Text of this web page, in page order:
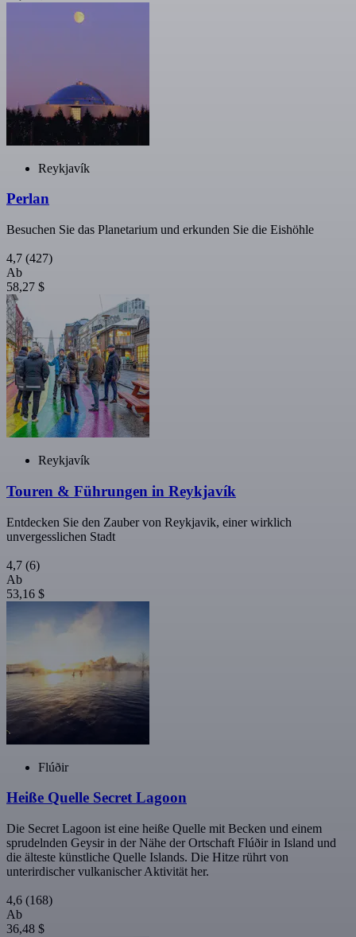
Reykjavík
Perlan
Besuchen Sie das Planetarium und erkunden Sie die Eishöhle
4,7 (427)
Ab
58,27 $
Reykjavík
Touren & Führungen in Reykjavík
Entdecken Sie den Zauber von Reykjavik, einer wirklich
unvergesslichen Stadt
4,7 (6)
Ab
53,16 $
Flúðir
Heiße Quelle Secret Lagoon
Die Secret Lagoon ist eine heiße Quelle mit Becken und einem
sprudelnden Geysir in der Nähe der Ortschaft Flúðir in Island und
die älteste künstliche Quelle Islands. Die Hitze rührt von
unterirdischer vulkanischer Aktivität her.
4,6 (168)
Ab
36,48 $